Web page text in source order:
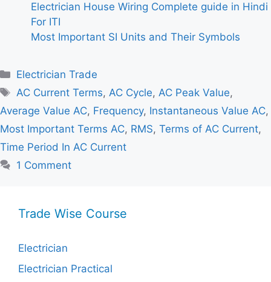
Electrician House Wiring Complete guide in Hindi
For ITI
Most Important SI Units and Their Symbols
Categories
Electrician Trade
Tags
AC Current Terms,AC Cycle,AC Peak Value,
Average Value AC, Frequency, Instantaneous Value AC,
Most Important Terms AC, RMS, Terms of AC Current,
Time Period In AC Current
1 Comment
Trade Wise Course
Electrician
Electrician Practical